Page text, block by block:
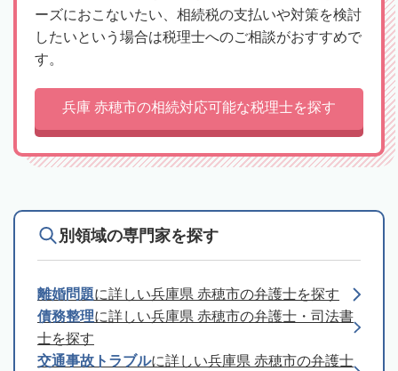
ーズにおこないたい、相続税の支払いや対策を検討
したいという場合は税理士へのご相談がおすすめで
す。
兵庫 赤穂市の相続対応可能な税理士を探す
別領域の専門家を探す
離婚問題に詳しい兵庫県 赤穂市の弁護士を探す
債務整理に詳しい兵庫県 赤穂市の弁護士・司法書
士を探す
交通事故トラブルに詳しい兵庫県 赤穂市の弁護士